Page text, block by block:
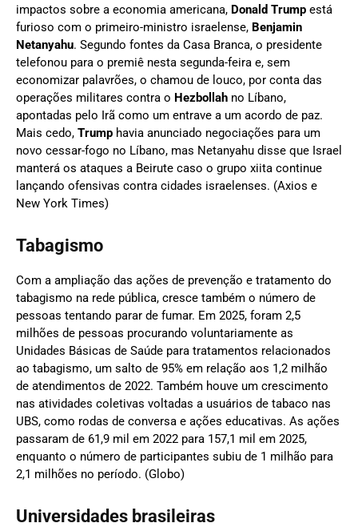
impactos sobre a economia americana, Donald Trump está
furioso com o primeiro-ministro israelense, Benjamin
Netanyahu. Segundo fontes da Casa Branca, o presidente
telefonou para o premiê nesta segunda-feira e, sem
economizar palavrões, o chamou de louco, por conta das
operações militares contra o Hezbollah no Líbano,
apontadas pelo Irã como um entrave a um acordo de paz.
Mais cedo, Trump havia anunciado negociações para um
novo cessar-fogo no Líbano, mas Netanyahu disse que Israel
manterá os ataques a Beirute caso o grupo xiita continue
lançando ofensivas contra cidades israelenses. (Axios e
New York Times)
Tabagismo
Com a ampliação das ações de prevenção e tratamento do
tabagismo na rede pública, cresce também o número de
pessoas tentando parar de fumar. Em 2025, foram 2,5
milhões de pessoas procurando voluntariamente as
Unidades Básicas de Saúde para tratamentos relacionados
ao tabagismo, um salto de 95% em relação aos 1,2 milhão
de atendimentos de 2022. Também houve um crescimento
nas atividades coletivas voltadas a usuários de tabaco nas
UBS, como rodas de conversa e ações educativas. As ações
passaram de 61,9 mil em 2022 para 157,1 mil em 2025,
enquanto o número de participantes subiu de 1 milhão para
2,1 milhões no período. (Globo)
Universidades brasileiras